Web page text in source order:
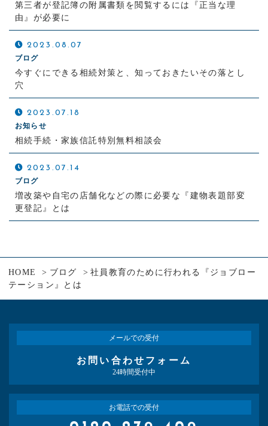
第三者が登記簿の附属書類を閲覧するには『正当な理
由』が必要に
2023.08.07
ブログ
今すぐにできる相続対策と、知っておきたいその落とし
穴
2023.07.18
お知らせ
相続手続・家族信託特別無料相談会
2023.07.14
ブログ
増改築や自宅の店舗化などの際に必要な『建物表題部変
更登記』とは
HOME ブログ
社員教育のために行われる『ジョブロー
テーション』とは
メールでの受付
お問い合わせフォーム
24時間受付中
お電話での受付